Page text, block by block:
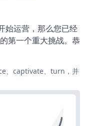
运营，那么您已经
第一个重大挑战。恭
、captivate、turn，并